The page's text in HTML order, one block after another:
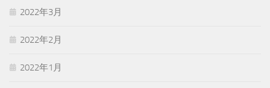
2022年3月
2022年2月
2022年1月